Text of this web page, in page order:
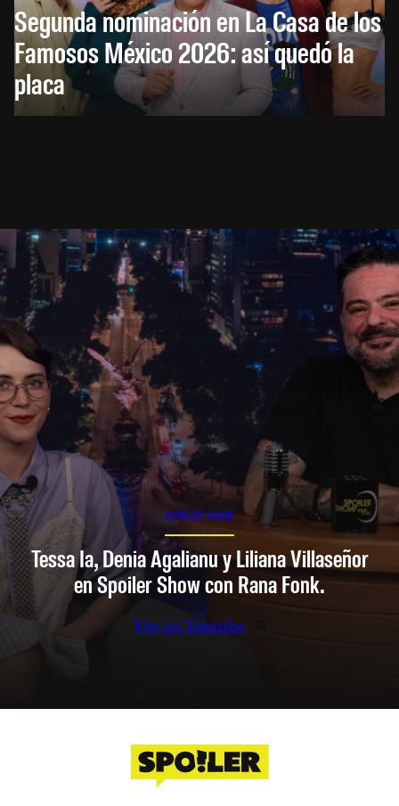
Segunda nominación en La Casa de los
Famosos México 2026: así quedó la
placa
SPOILER SHOW
Tessa Ia, Denia Agalianu y Liliana Villaseñor
en Spoiler Show con Rana Fonk.
Ver en Youtube